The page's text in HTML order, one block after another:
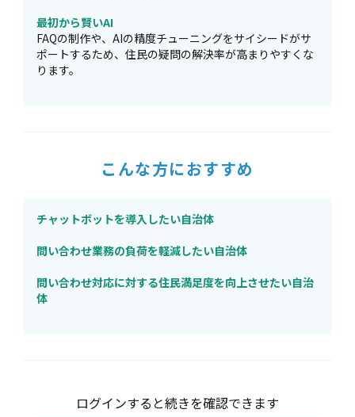
最初から賢いAI
FAQの制作や、AIの精度チューニングをサイシードがサ
ポートするため、住民の疑問の解決率が高まりやすくな
ります。
こんな方におすすめ
チャットボットを導入したい自治体
問い合わせ業務の負荷を軽減したい自治体
問い合わせ対応に対する住民満足度を向上させたい自治
体
ログインすると続きを確認できます